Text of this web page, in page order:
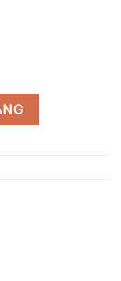
₫.
số lượng